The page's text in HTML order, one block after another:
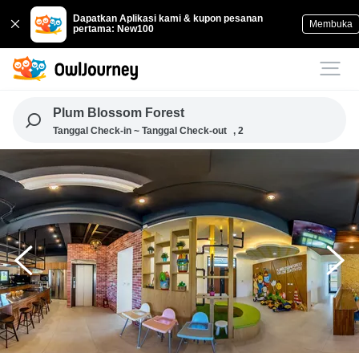
Dapatkan Aplikasi kami & kupon pesanan
pertama: New100
Membuka
Plum Blossom Forest
Tanggal Check-in ~ Tanggal Check-out , 2